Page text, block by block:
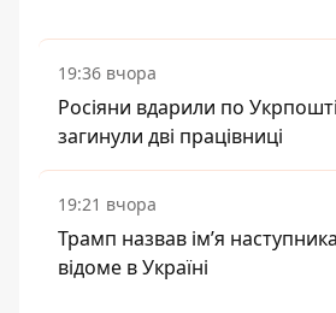
19:36 вчора
Росіяни вдарили по
загинули дві працівниці
19:21 вчора
Трамп назвав імʼя
відоме в Україні